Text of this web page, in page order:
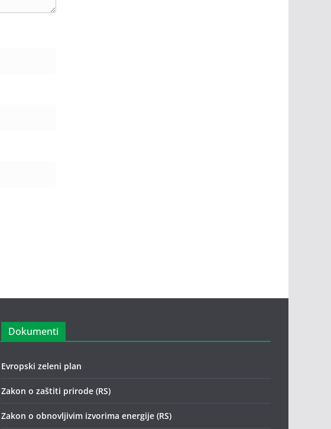
Dokumenti
Evropski zeleni plan
Zakon o zaštiti prirode (RS)
Zakon o obnovljivim izvorima energije (RS)